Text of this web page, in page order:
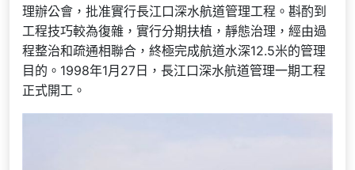
理辦公會，批准實行長江口深水航道管理工程。斟酌到
工程技巧較為復雜，實行分期扶植，靜態治理，經由過
程整治和疏通相聯合，終極完成航道水深12.5米的管理
目的。1998年1月27日，長江口深水航道管理一期工程
正式開工。